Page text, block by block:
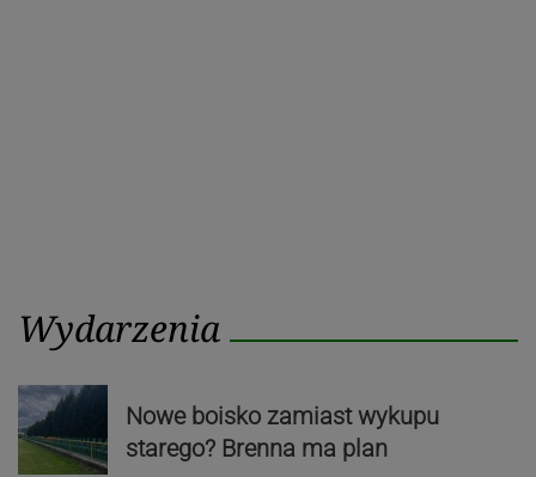
Wydarzenia
Nowe boisko zamiast wykupu
starego? Brenna ma plan